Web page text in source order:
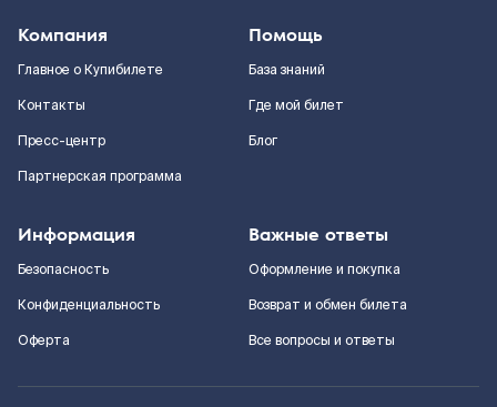
Компания
Главное о Купибилете
Контакты
Пресс-центр
Партнерская программа
Помощь
База знаний
Где мой билет
Блог
Информация
Безопасность
Конфиденциальность
Оферта
Важные ответы
Оформление и покупка
Возврат и обмен билета
Все вопросы и ответы